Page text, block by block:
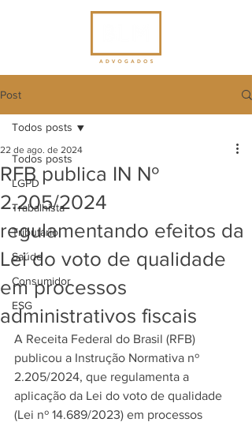
Post
Todos posts
LGPD
Trabalhista
Tributário
Saúde
Consumidor
ESG
Todos posts
RFB publica IN Nº
2.205/2024
regulamentando efeitos da
Lei do voto de qualidade
em processos
administrativos fiscais
22 de ago. de 2024
A Receita Federal do Brasil (RFB)
publicou a Instrução Normativa nº
2.205/2024, que regulamenta a
aplicação da Lei do voto de qualidade
(Lei nº 14.689/2023) em processos